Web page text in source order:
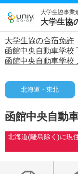
大学生協事業
大学生協
大学生協の合宿免許
函館中央自動車学校
函館中央自動車学校
北海道・東北
函館中央自動
北海道(離島除く)に現